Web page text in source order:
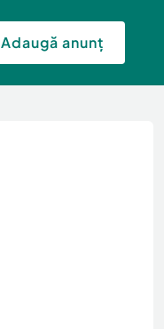
Adaugă anunț